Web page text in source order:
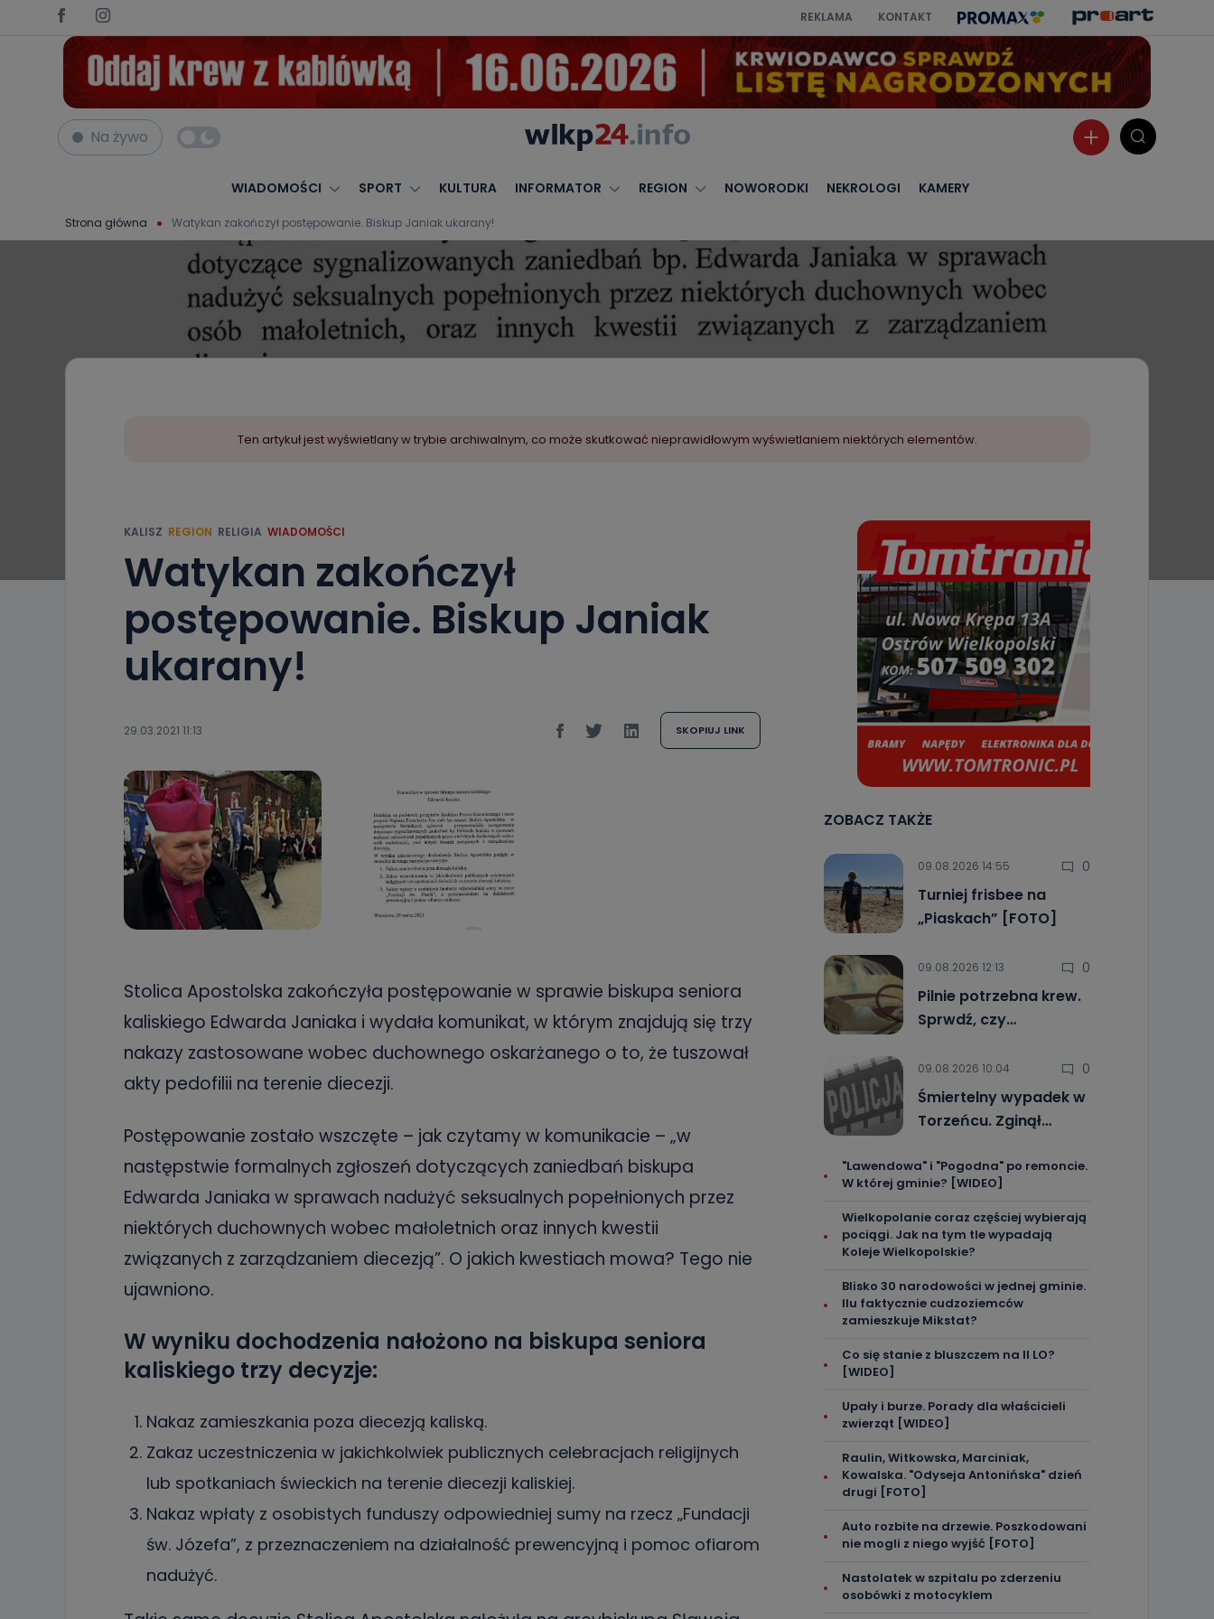
REKLAMA KONTAKT
Na żywo
WIADOMOŚCI SPORT KULTURA INFORMATOR REGION NOWORODKI NEKROLOGI KAMERY
Strona główna Watykan zakończył postępowanie. Biskup Janiak ukarany!
Ten artykuł jest wyświetlany w trybie archiwalnym, co może skutkować nieprawidłowym wyświetlaniem niektórych elementów.
KALISZ REGION RELIGIA WIADOMOŚCI
Watykan zakończył
postępowanie. Biskup Janiak
ukarany!
29.03.2021 11:13 SKOPIUJ LINK
Stolica Apostolska zakończyła postępowanie w sprawie biskupa seniora
kaliskiego Edwarda Janiaka i wydała komunikat, w którym znajdują się trzy
nakazy zastosowane wobec duchownego oskarżanego o to, że tuszował
akty pedofilii na terenie diecezji.
Postępowanie zostało wszczęte – jak czytamy w komunikacie – „w
następstwie formalnych zgłoszeń dotyczących zaniedbań biskupa
Edwarda Janiaka w sprawach nadużyć seksualnych popełnionych przez
niektórych duchownych wobec małoletnich oraz innych kwestii
związanych z zarządzaniem diecezją”. O jakich kwestiach mowa? Tego nie
ujawniono.
W wyniku dochodzenia nałożono na biskupa seniora
kaliskiego trzy decyzje:
Nakaz zamieszkania poza diecezją kaliską.
Zakaz uczestniczenia w jakichkolwiek publicznych celebracjach religijnych
lub spotkaniach świeckich na terenie diecezji kaliskiej.
Nakaz wpłaty z osobistych funduszy odpowiedniej sumy na rzecz „Fundacji
św. Józefa”, z przeznaczeniem na działalność prewencyjną i pomoc ofiarom
nadużyć.
ZOBACZ TAKŻE
09.08.2026 14:55 0
Turniej frisbee na
„Piaskach” [FOTO]
09.08.2026 12:13 0
Pilnie potrzebna krew.
Sprwdź, czy…
09.08.2026 10:04 0
Śmiertelny wypadek w
Torzeńcu. Zginął…
"Lawendowa" i "Pogodna" po remoncie.
W której gminie? [WIDEO]
Wielkopolanie coraz częściej wybierają
pociągi. Jak na tym tle wypadają
Koleje Wielkopolskie?
Blisko 30 narodowości w jednej gminie.
Ilu faktycznie cudzoziemców
zamieszkuje Mikstat?
Co się stanie z bluszczem na II LO?
[WIDEO]
Upały i burze. Porady dla właścicieli
zwierząt [WIDEO]
Raulin, Witkowska, Marciniak,
Kowalska. "Odyseja Antonińska" dzień
drugi [FOTO]
Auto rozbite na drzewie. Poszkodowani
nie mogli z niego wyjść [FOTO]
Nastolatek w szpitalu po zderzeniu
osobówki z motocyklem